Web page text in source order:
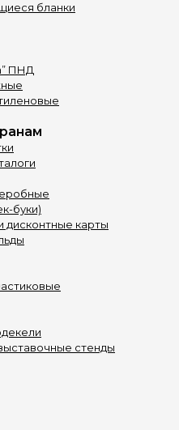
бланки
ПНД
буки)
дисконтные карты
стенды